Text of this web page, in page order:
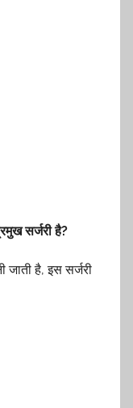
सर्जरी है?
जाती है, इस सर्जरी